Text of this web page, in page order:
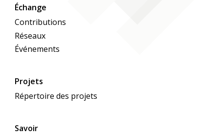
Échange
Contributions
Réseaux
Événements
Projets
Répertoire des projets
Savoir